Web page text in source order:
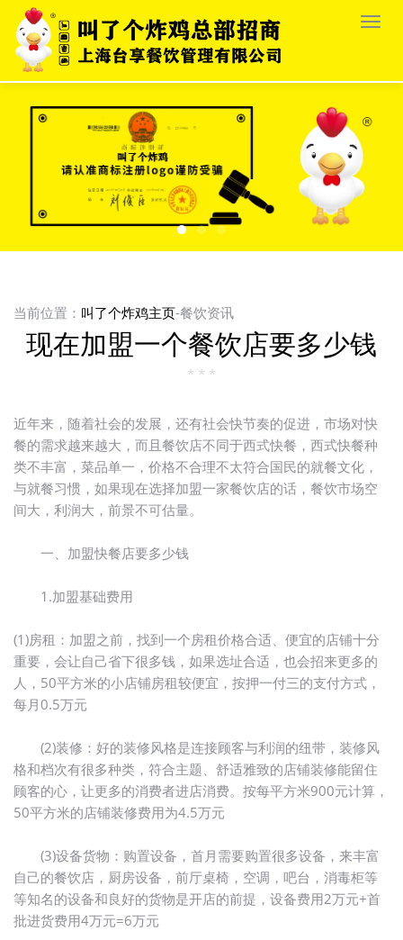
栏
当前位置： 叫了个炸鸡主页-餐饮资讯
现在加盟一个餐饮店要多少钱
* * *
近年来，随着社会的发展，还有社会快节奏的促进，市场对快
餐的需求越来越大，而且餐饮店不同于西式快餐，西式快餐种
类不丰富，菜品单一，价格不合理不太符合国民的就餐文化，
与就餐习惯，如果现在选择加盟一家餐饮店的话，餐饮市场空
间大，利润大，前景不可估量。
一、加盟快餐店要多少钱
1.加盟基础费用
(1)房租：加盟之前，找到一个房租价格合适、便宜的店铺十分
重要，会让自己省下很多钱，如果选址合适，也会招来更多的
人，50平方米的小店铺房租较便宜，按押一付三的支付方式，
每月0.5万元
(2)装修：好的装修风格是连接顾客与利润的纽带，装修风
格和档次有很多种类，符合主题、舒适雅致的店铺装修能留住
顾客的心，让更多的消费者进店消费。按每平方米900元计算，
50平方米的店铺装修费用为4.5万元
(3)设备货物：购置设备，首月需要购置很多设备，来丰富
自己的餐饮店，厨房设备，前厅桌椅，空调，吧台，消毒柜等
等知名的设备和良好的货物是开店的前提，设备费用2万元+首
批进货费用4万元=6万元